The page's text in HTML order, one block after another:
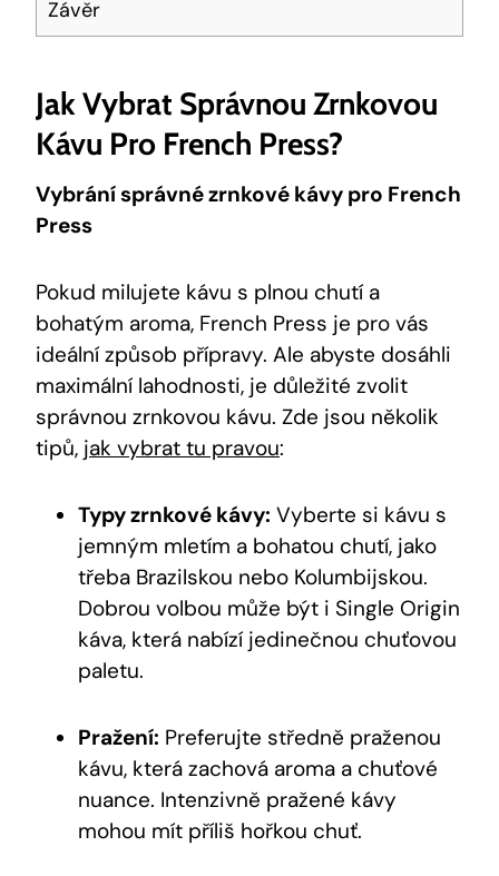
Závěr
Jak Vybrat Správnou Zrnkovou
Kávu Pro French Press?
Vybrání správné zrnkové kávy pro French
Press
Pokud milujete kávu s plnou chutí a
bohatým aroma, French Press je pro vás
ideální způsob přípravy. Ale abyste dosáhli
maximální lahodnosti, je důležité zvolit
správnou zrnkovou kávu. Zde jsou několik
tipů, jak vybrat tu pravou:
Typy zrnkové kávy: Vyberte si kávu s
jemným mletím a bohatou chutí, jako
třeba Brazilskou nebo Kolumbijskou.
Dobrou volbou může být i Single Origin
káva, která nabízí jedinečnou chuťovou
paletu.
Pražení: Preferujte středně praženou
kávu, která zachová aroma a chuťové
nuance. Intenzivně pražené kávy
mohou mít příliš hořkou chuť.